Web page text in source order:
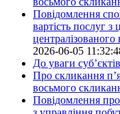
Повідомлення
вартість послуг з
2026-06-05
До уваги
Про скликання
восьмого
Повідомлення